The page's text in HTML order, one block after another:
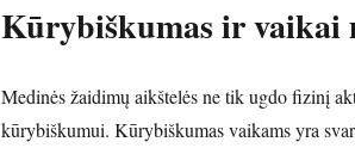
Kūrybiškumas ir vaikai
Medinės žaidimų aikštelės ne tik ugdo fizinį
kūrybiškumui. Kūrybiškumas vaikams yra